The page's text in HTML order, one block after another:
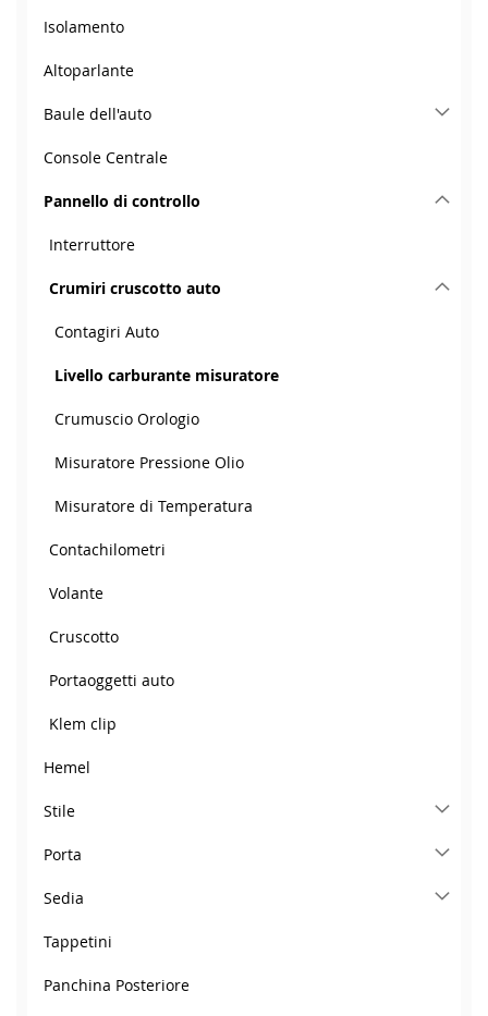
Isolamento
Altoparlante
Baule dell'auto
Console Centrale
Pannello di controllo
Interruttore
Crumiri cruscotto auto
Contagiri Auto
Livello carburante misuratore
Crumuscio Orologio
Misuratore Pressione Olio
Misuratore di Temperatura
Contachilometri
Volante
Cruscotto
Portaoggetti auto
Klem clip
Hemel
Stile
Porta
Sedia
Tappetini
Panchina Posteriore